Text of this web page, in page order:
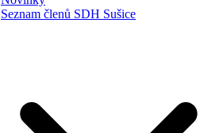
Seznam členů SDH Sušice